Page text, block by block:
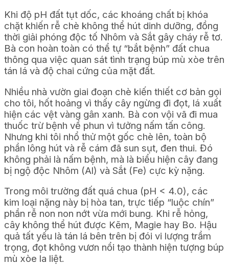
Khi độ pH đất tụt dốc, các khoáng chất bị khóa
chặt khiến rễ chè không thể hút dinh dưỡng, đồng
thời giải phóng độc tố Nhôm và Sắt gây cháy rễ tơ.
Bà con hoàn toàn có thể tự “bắt bệnh” đất chua
thông qua việc quan sát tình trạng búp mù xòe trên
tán lá và độ chai cứng của mặt đất.
Nhiều nhà vườn giai đoạn chè kiến thiết cơ bản gọi
cho tôi, hốt hoảng vì thấy cây ngừng đi đọt, lá xuất
hiện các vệt vàng gân xanh. Bà con vội vã đi mua
thuốc trừ bệnh về phun vì tưởng nấm tấn công.
Nhưng khi tôi nhổ thử một gốc chè lên, toàn bộ
phần lông hút và rễ cám đã sun sụt, đen thui. Đó
không phải là nấm bệnh, mà là biểu hiện cây đang
bị ngộ độc Nhôm (Al) và Sắt (Fe) cực kỳ nặng.
Trong môi trường đất quá chua (pH < 4.0), các
kim loại nặng này bị hòa tan, trực tiếp “luộc chín”
phần rễ non non nớt vừa mới bung. Khi rễ hỏng,
cây không thể hút được Kẽm, Magie hay Bo. Hậu
quả tất yếu là tán lá bên trên bị đói vi lượng trầm
trọng, đọt không vươn nổi tạo thành hiện tượng búp
mù xòe la liệt.